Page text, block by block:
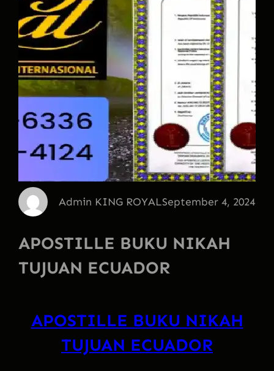
Admin KING ROYALSeptember 4, 2024
APOSTILLE BUKU NIKAH
TUJUAN ECUADOR
APOSTILLE BUKU NIKAH
TUJUAN ECUADOR